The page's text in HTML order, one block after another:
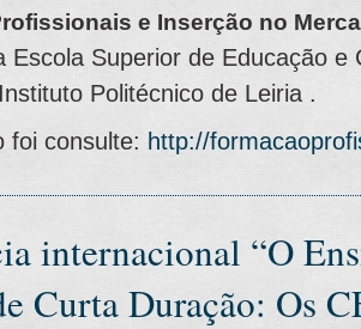
e Inserção no
Escola Superior de Educação e
Politécnico de Leiria .
foi consulte: http://
internacional “O
Curta Duração: Os